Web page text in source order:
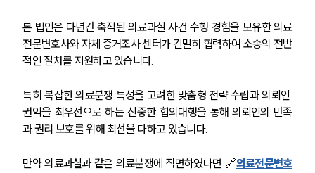
본 법인은 다년간 축적된 의료과실 사건 수행 경험을 보유한 의료
전문변호사와 자체 증거조사 센터가 긴밀히 협력하여 소송의 전반
적인 절차를 지원하고 있습니다.
특히 복잡한 의료분쟁 특성을 고려한 맞춤형 전략 수립과 의뢰인
권익을 최우선으로 하는 신중한 합의대행을 통해 의뢰인의 만족
과 권리 보호를 위해 최선을 다하고 있습니다.
만약 의료과실과 같은 의료분쟁에 직면하였다면 🔗의료전문변호